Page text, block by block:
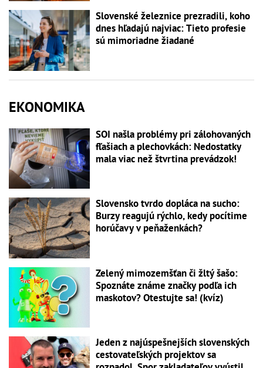
Slovenské železnice prezradili, koho
dnes hľadajú najviac: Tieto profesie
sú mimoriadne žiadané
EKONOMIKA
SOI našla problémy pri zálohovaných
fľašiach a plechovkách: Nedostatky
mala viac než štvrtina prevádzok!
Slovensko tvrdo dopláca na sucho:
Burzy reagujú rýchlo, kedy pocítime
horúčavy v peňaženkách?
Zelený mimozemšťan či žltý šašo:
Spoznáte známe značky podľa ich
maskotov? Otestujte sa! (kvíz)
Jeden z najúspešnejších slovenských
cestovateľských projektov sa